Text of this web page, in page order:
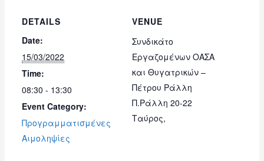
DETAILS
Date:
15/03/2022
Time:
08:30 - 13:30
Event Category:
Προγραμματισμένες
Αιμοληψίες
VENUE
Συνδικάτο
Εργαζομένων ΟΑΣΑ
και Θυγατρικών –
Πέτρου Ράλλη
Π.Ράλλη 20-22
Ταύρος,